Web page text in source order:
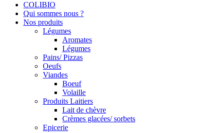
COLIBIO
Qui sommes nous ?
Nos produits
Légumes
Aromates
Légumes
Pains/ Pizzas
Oeufs
Viandes
Boeuf
Volaille
Produits Laitiers
Lait de chèvre
Crèmes glacées/ sorbets
Epicerie